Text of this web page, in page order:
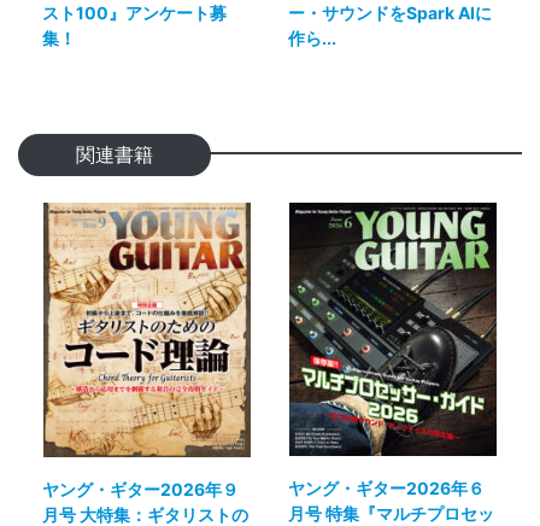
スト100』アンケート募
集！
ー・サウンドをSpark AIに
作ら...
関連書籍
ヤング・ギター2026年９
月号 大特集：ギタリストの
ヤング・ギター2026年６
月号 特集『マルチプロセッ